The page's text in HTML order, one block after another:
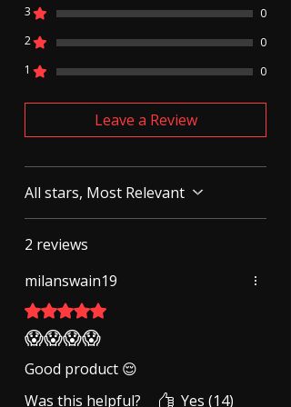
3
0
2
0
1
0
Leave a Review
All stars, Most Relevant
2 reviews
milanswain19
Rated 5 out of 5 stars.
😱😱😱😱
Good product 😌
Was this helpful?
Yes (14)